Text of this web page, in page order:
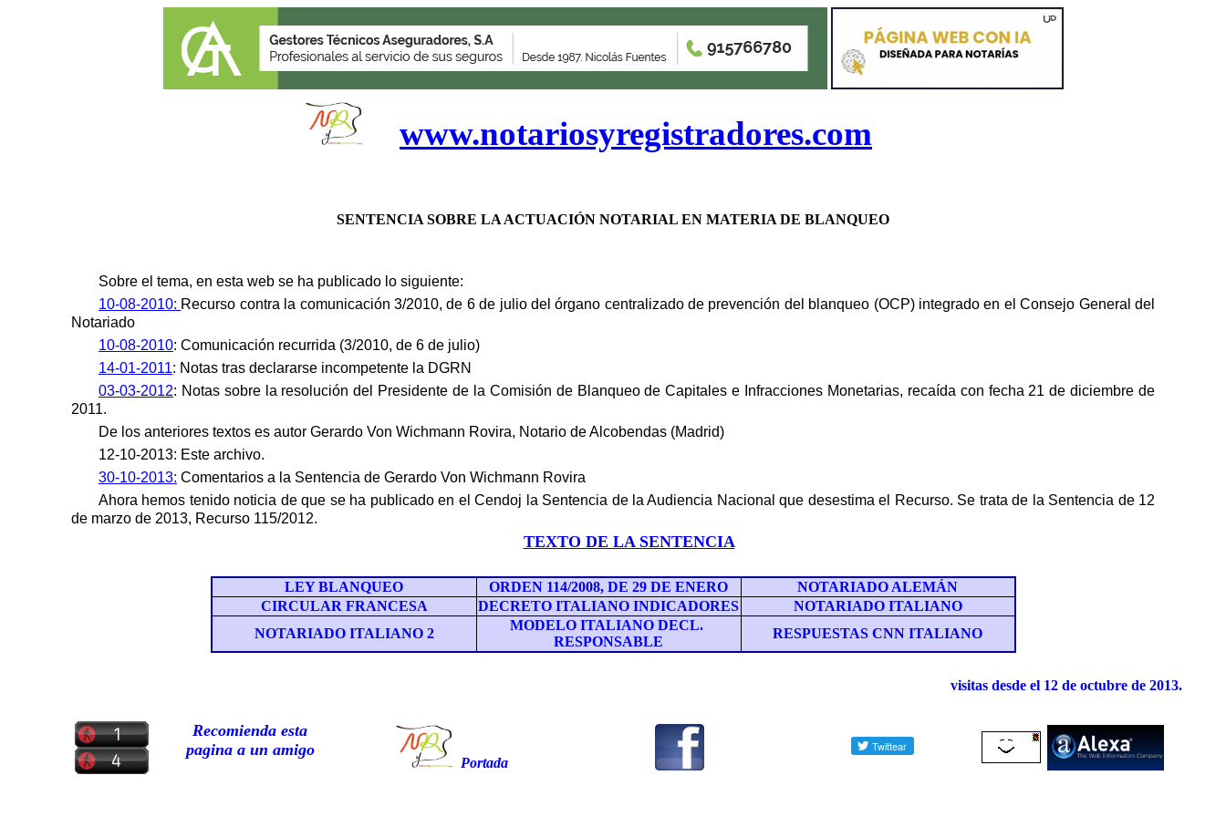
www.notariosyregistradores.com
SENTENCIA SOBRE LA ACTUACIÓN NOTARIAL EN MATERIA DE BLANQUEO
Sobre el tema, en esta web se ha publicado lo siguiente:
10-08-2010: Recurso contra la comunicación 3/2010, de 6 de julio del órgano centralizado de prevención del blanqueo (OCP) integrado en elConsejo General del
Notariado
10-08-2010: Comunicación recurrida (3/2010, de 6 de julio)
14-01-2011: Notas tras declararse incompetente la DGRN
03-03-2012: Notas sobre la resolución del Presidente de la Comisión de B lanqueo deCapitales e nfracciones Monetarias, recaída con fecha 21 de diciembre de
2011.
De los anteriores textos es autor Gerardo Von Wichmann Rovira, Notario de Alcobendas (Madrid)
12-10-2013: Este archivo.
30-10-2013: Comentarios a la Sentencia de Gerardo Von Wichmann Rovira
Ahora hemos tenido noticia de que se ha publicado en el Cendoj la Sentencia de la Audiencia Nacional que desestima el Recurso. Se trata de la Sentencia de 12
de marzo de 2013, Recurso 115/2012.
TEXTO DE LA SENTENCIA
LEY BLANQUEO ORDEN 114/2008, DE 29 DE ENERO
NOTARIADO ALEMÁN
CIRCULAR FRANCESA
DECRETO ITALIANO INDICADORES
NOTARIADO ITALIANO
NOTARIADO ITALIANO 2
MODELO ITALIANO DECL.
RESPONSABLE
RESPUESTAS CNN ITALIANO
visitas desde el 12 de octubre de 2013.
Recomienda esta
pagina a un amigo
Portada